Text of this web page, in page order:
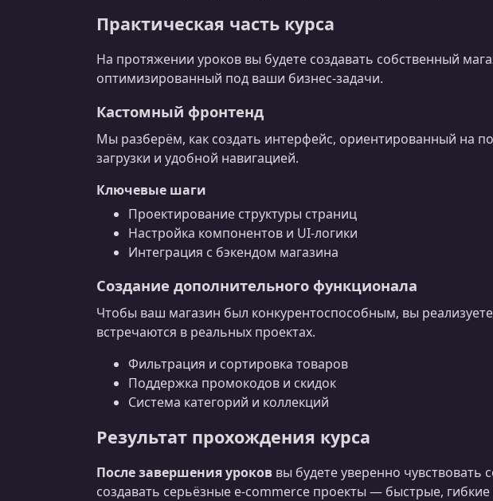
Практическая часть курса
На протяжении уроков вы будете создавать собственный
оптимизированный под ваши бизнес‑задачи.
Кастомный фронтенд
Мы разберём, как создать интерфейс, ориентированный на
загрузки и удобной навигацией.
Ключевые шаги
Проектирование структуры страниц
Настройка компонентов и UI‑логики
Интеграция с бэкендом магазина
Создание дополнительного функционала
Чтобы ваш магазин был конкурентоспособным, вы
встречаются в реальных проектах.
Фильтрация и сортировка товаров
Поддержка промокодов и скидок
Система категорий и коллекций
Результат прохождения курса
После завершения уроков вы будете уверенно чувствовать
создавать серьёзные e‑commerce проекты — быстрые,